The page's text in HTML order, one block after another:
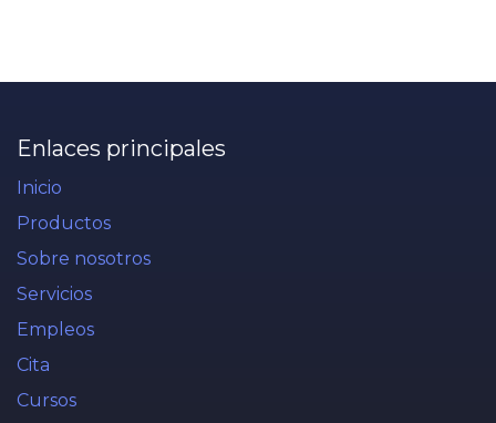
Enlaces principales
Inicio
Productos
Sobre nosotros
Servicios
Empleos
Cita
Cursos